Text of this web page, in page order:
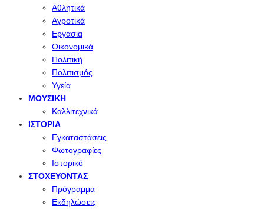
Αθλητικά
Αγροτικά
Εργασία
Οικονομικά
Πολιτική
Πολιτισμός
Υγεία
ΜΟΥΣΙΚΉ
Καλλιτεχνικά
ΙΣΤΟΡΊΑ
Εγκαταστάσεις
Φωτογραφίες
Ιστορικό
ΣΤΟΧΕΎΟΝΤΑΣ
Πρόγραμμα
Εκδηλώσεις